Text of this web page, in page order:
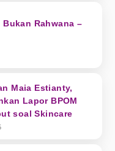
Rahwana –
Maia Estianty,
Lapor BPOM
soal Skincare